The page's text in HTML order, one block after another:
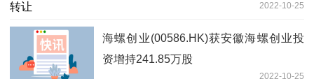
2022-10-25
海螺创业(00586.HK)获安徽海螺创业投
资增持241.85万股
2022-10-25